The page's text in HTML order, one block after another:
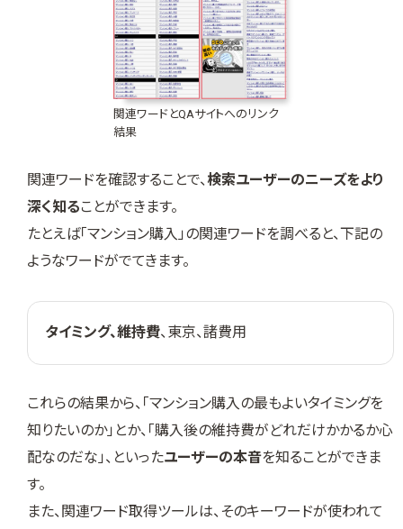
関連ワードとQAサイトへのリンク
結果
関連ワードを確認することで、検索ユーザーのニーズをより
深く知ることができます。
たとえば「マンション購入」の関連ワードを調べると、下記の
ようなワードがでてきます。
タイミング、維持費、東京、諸費用
これらの結果から、「マンション購入の最もよいタイミングを
知りたいのか」とか、「購入後の維持費がどれだけかかるか心
配なのだな」、といったユーザーの本音を知ることができま
す。
また、関連ワード取得ツールは、そのキーワードが使われて